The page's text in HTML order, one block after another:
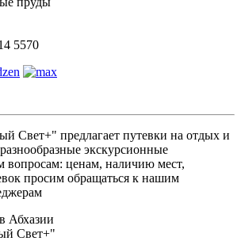
5570
Свет+" предлагает путевки на отдых и
экскурсионные
вопросам: ценам, наличию мест,
просим обращаться к нашим
Абхазии
Свет+"